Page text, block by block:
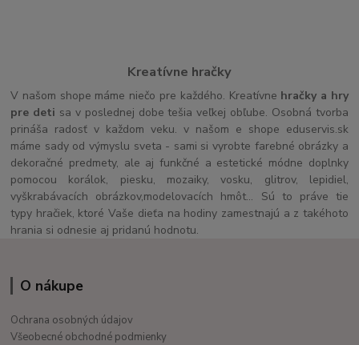
Kreatívne hračky
V našom shope máme niečo pre každého. Kreatívne hračky a hry
pre deti sa v poslednej dobe tešia veľkej obľube. Osobná tvorba
prináša radosť v každom veku. v našom e shope eduservis.sk
máme sady od výmyslu sveta - sami si vyrobte farebné obrázky a
dekoračné predmety, ale aj funkčné a estetické módne doplnky
pomocou korálok, piesku, mozaiky, vosku, glitrov, lepidiel,
vyškrabávacích obrázkov,modelovacích hmôt... Sú to práve tie
typy hračiek, ktoré Vaše dieťa na hodiny zamestnajú a z takéhoto
hrania si odnesie aj pridanú hodnotu.
O nákupe
Ochrana osobných údajov
Všeobecné obchodné podmienky